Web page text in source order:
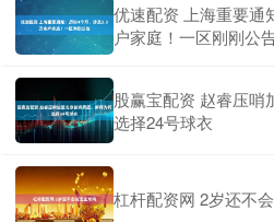
优速配资 上海重要通
户家庭！一区刚刚公
股赢宝配资 赵睿压哨
选择24号球衣
杠杆配资网 2岁还不